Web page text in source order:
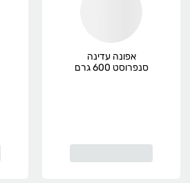
אפונה עדינה
סנפרוסט 600 גרם